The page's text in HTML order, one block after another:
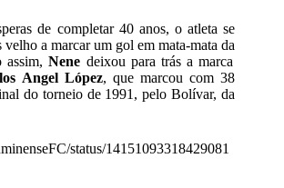
de completar 40 anos, o atleta se
a marcar um gol em mata-mata da
assim,Nene deixou para trás a marca
Angel López, que marcou com 38
do torneio de 1991, pelo Bolívar, da
status/14151093318429081